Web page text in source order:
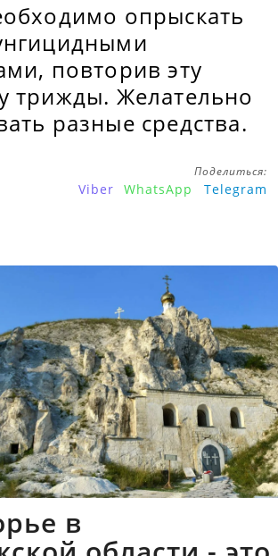
опрыскать
повторив эту
трижды. Желательно
разные средства.
Поделиться:
Viber WhatsApp Telegram
в